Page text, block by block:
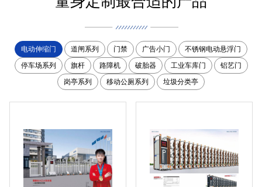
电动伸缩门 道闸系列 门禁 广告小门
不锈钢电动悬浮门
停车场系列
旗杆 路障机 破胎器 工业车库门
铝艺门
岗亭系列
移动公厕系列 垃圾分类亭